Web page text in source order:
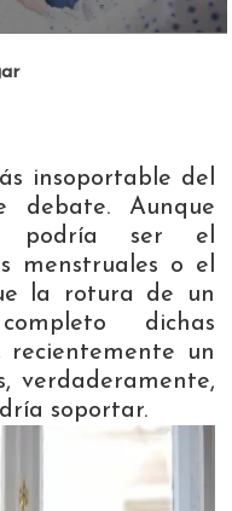
insoportable del
debate. Aunque
podría ser el
menstruales o el
la rotura de un
dichas
recientemente un
verdaderamente,
soportar.